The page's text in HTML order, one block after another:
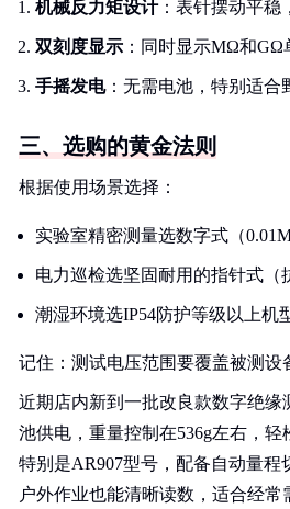
机械反力矩设计：表针摆动平稳
双刻度显示 ：同时显示MΩ和
手摇发电：无需电池，特别适合
三、选购的黄金法则
根据使用场景选择：
实验室精密测量选数字式（
电力巡检选坚固耐用的指针式（
潮湿环境选IP54防护等级以上机
记住：测试电压范围要覆盖被测设
近期店内新到一批改良款数字绝
池供电，重量控制在536g左右，轻
特别是AR907型号，配备自动量程
户外作业也能清晰读数，适合经